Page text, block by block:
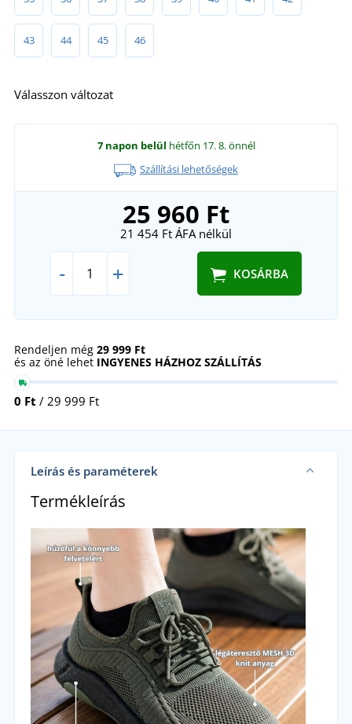
43 44 45 46
Válasszon változat
7 napon belül hétfőn 17. 8.önnél
Szállítási lehetőségek
25 960 Ft
21 454 Ft ÁFA nélkül
- + KOSÁRBA
Rendeljen még 29 999 Ft
és az öné lehet INGYENES HÁZHOZ SZÁLLÍTÁS
0 Ft / 29 999 Ft
Leírás és paraméterek
Termékleírás